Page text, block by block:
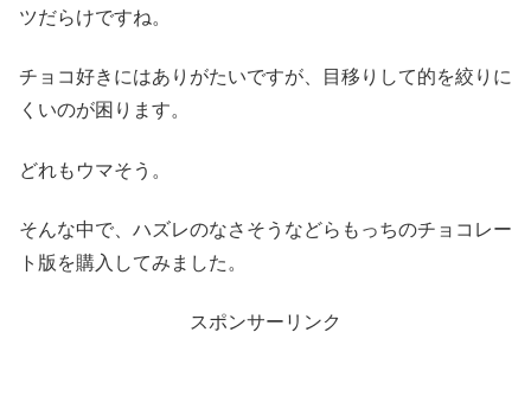
ツだらけですね。
チョコ好きにはありがたいですが、目移りして的を絞りに
くいのが困ります。
どれもウマそう。
そんな中で、ハズレのなさそうなどらもっちのチョコレー
ト版を購入してみました。
スポンサーリンク